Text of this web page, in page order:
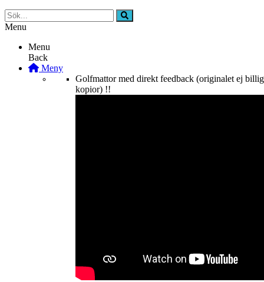
Menu
Menu
Back
Meny
Golfmattor med direkt feedback (originalet ej
kopior) !!